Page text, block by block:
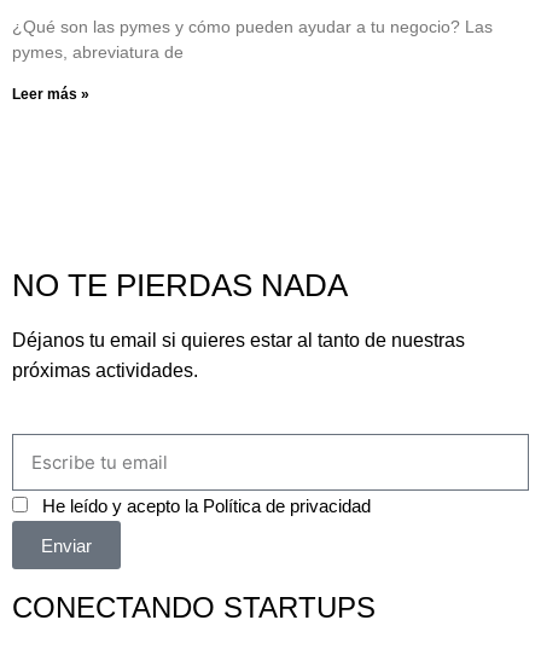
¿Qué son las pymes y cómo pueden ayudar a tu negocio? Las
pymes, abreviatura de
Leer más »
NO TE PIERDAS NADA
Déjanos tu email si quieres estar al tanto de nuestras
próximas actividades.
He leído y acepto la Política de privacidad
Enviar
CONECTANDO STARTUPS